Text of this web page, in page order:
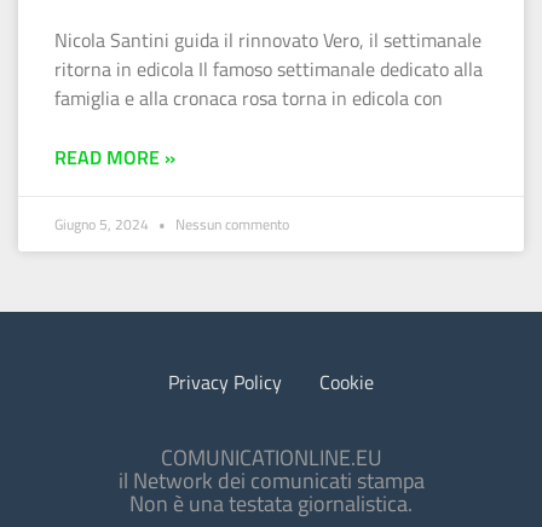
Nicola Santini guida il rinnovato Vero, il settimanale
ritorna in edicola Il famoso settimanale dedicato alla
famiglia e alla cronaca rosa torna in edicola con
READ MORE »
Giugno 5, 2024 Nessun commento
Privacy Policy Cookie
COMUNICATIONLINE.EU
il Network dei comunicati stampa
Non è una testata giornalistica.